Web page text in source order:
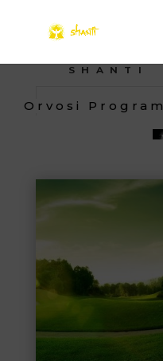
SHANTI
Orvosi Program